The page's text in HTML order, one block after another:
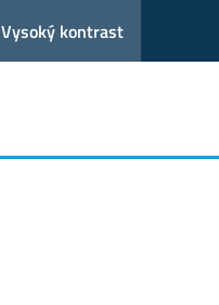
Vysoký kontrast